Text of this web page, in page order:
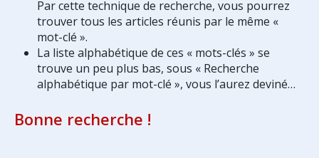
Par cette technique de recherche, vous pourrez
trouver tous les articles réunis par le même «
mot-clé ».
La liste alphabétique de ces « mots-clés » se
trouve un peu plus bas, sous « Recherche
alphabétique par mot-clé », vous l’aurez deviné…
Bonne recherche !